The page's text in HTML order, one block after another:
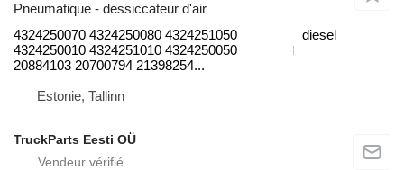
Pneumatique - dessiccateur d'air
4324250070 4324250080 4324251050
4324250010 4324251010 4324250050
20884103 20700794 21398254...
diesel
Estonie, Tallinn
TruckParts Eesti OÜ